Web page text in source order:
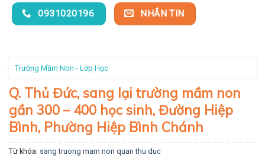
0931020196 NHẮN TIN
Trường Mầm Non - Lớp Học
Q. Thủ Đức, sang lại trường mầm non
gần 300 – 400 học sinh, Đường Hiệp
Bình, Phường Hiệp Bình Chánh
Từ khóa: sang truong mam non quan thu duc